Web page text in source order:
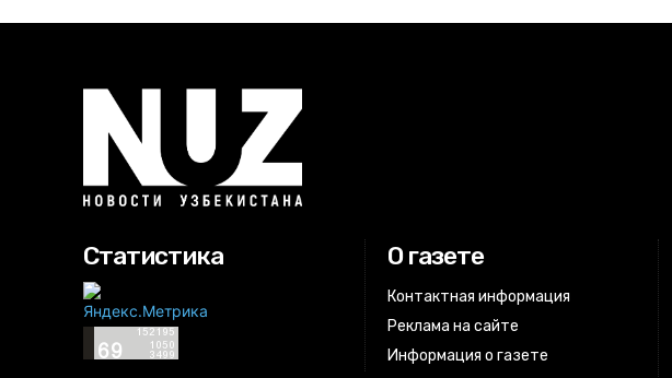
Статистика О газете
Контактная информация
Реклама на сайте
Информация о газете